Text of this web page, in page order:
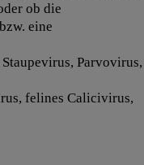
ob die
eine
Staupevirus, Parvovirus,
felines Calicivirus,